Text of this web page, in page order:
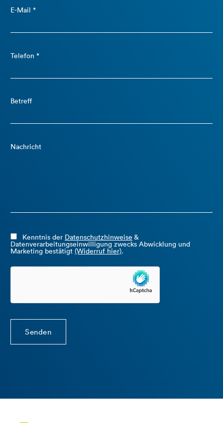
E-Mail *
Telefon *
Betreff
Nachricht
Kenntnis der Datenschutzhinweise &
Datenverarbeitungseinwilligung zwecks Abwicklung und
Marketing bestätigt (Widerruf hier).